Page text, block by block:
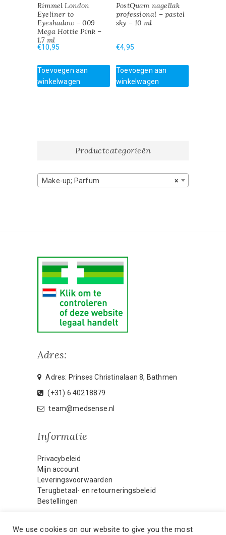
Rimmel London
Eyeliner to
Eyeshadow – 009
Mega Hottie Pink –
1.7 ml
€10,95
Toevoegen aan
winkelwagen
PostQuam nagellak
professional – pastel
sky – 10 ml
€4,95
Toevoegen aan
winkelwagen
Productcategorieën
×
Make-up; Parfum
Adres:
Adres: Prinses Christinalaan 8, Bathmen
(+31) 6 40218879
team@medsense.nl
Informatie
Privacybeleid
Mijn account
Leveringsvoorwaarden
Terugbetaal- en retourneringsbeleid
Bestellingen
We use cookies on our website to give you the most